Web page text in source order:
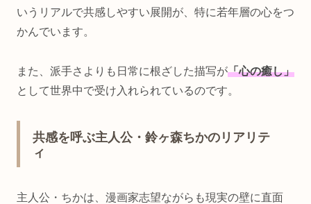
いうリアルで共感しやすい展開が、特に若年層の心をつ
かんでいます。
また、派手さよりも日常に根ざした描写が「心の癒し」
として世界中で受け入れられているのです。
共感を呼ぶ主人公・鈴ヶ森ちかのリアリテ
ィ
主人公・ちかは、漫画家志望ながらも現実の壁に直面